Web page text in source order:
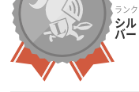
ランク
シル
バー